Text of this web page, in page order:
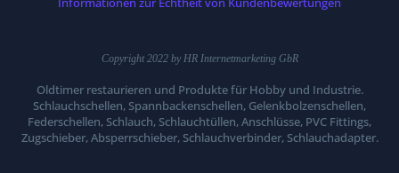
Copyright 2022 by HR Internetmarketing GbR
Oldtimer restaurieren und Produkte für Hobby und Industrie.
Schlauchschellen, Spannbackenschellen, Gelenkbolzenschellen,
Federschellen, Schlauch, Schlauchtüllen, Anschlüsse, PVC Fittings,
Zugschieber, Absperrschieber, Schlauchverbinder, Schlauchadapter.